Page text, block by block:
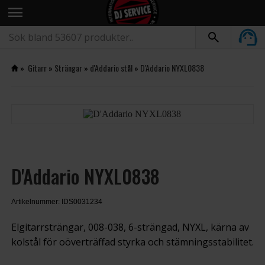
menu
» Gitarr» Strängar» d'Addario stål» D'Addario NYXL0838
D'Addario NYXL0838
Artikelnummer: IDS0031234
Elgitarrsträngar, 008-038, 6-strängad, NYXL, kärna av
kolstål för oöverträffad styrka och stämningsstabilitet.